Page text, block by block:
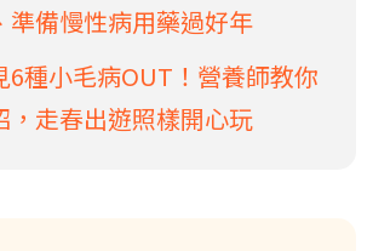
準備慢性病用藥過好年
6種小毛病OUT！營養師教你
，走春出遊照樣開心玩